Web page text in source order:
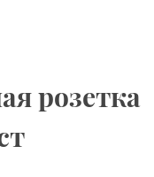
розетка